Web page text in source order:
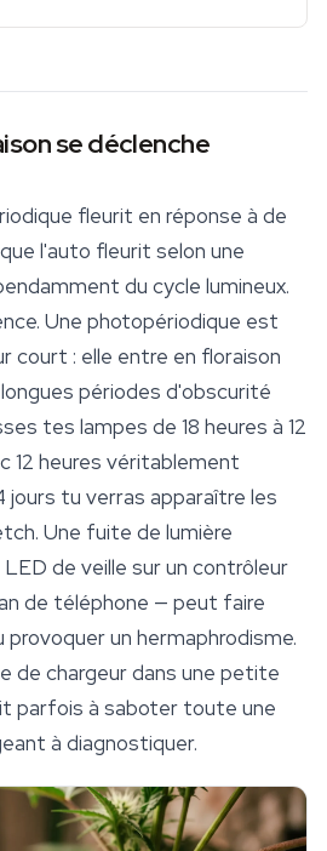
se déclenche
fleurit en réponse à de
l'auto fleurit selon une
du cycle lumineux.
Une photopériodique est
court : elle entre en floraison
périodes d'obscurité
tes lampes de 18 heures à 12
12 heures véritablement
jours tu verras apparaître les
Une fuite de lumière
de veille sur un contrôleur
de téléphone — peut faire
un hermaphrodisme.
de chargeur dans une petite
parfois à saboter toute une
à diagnostiquer.